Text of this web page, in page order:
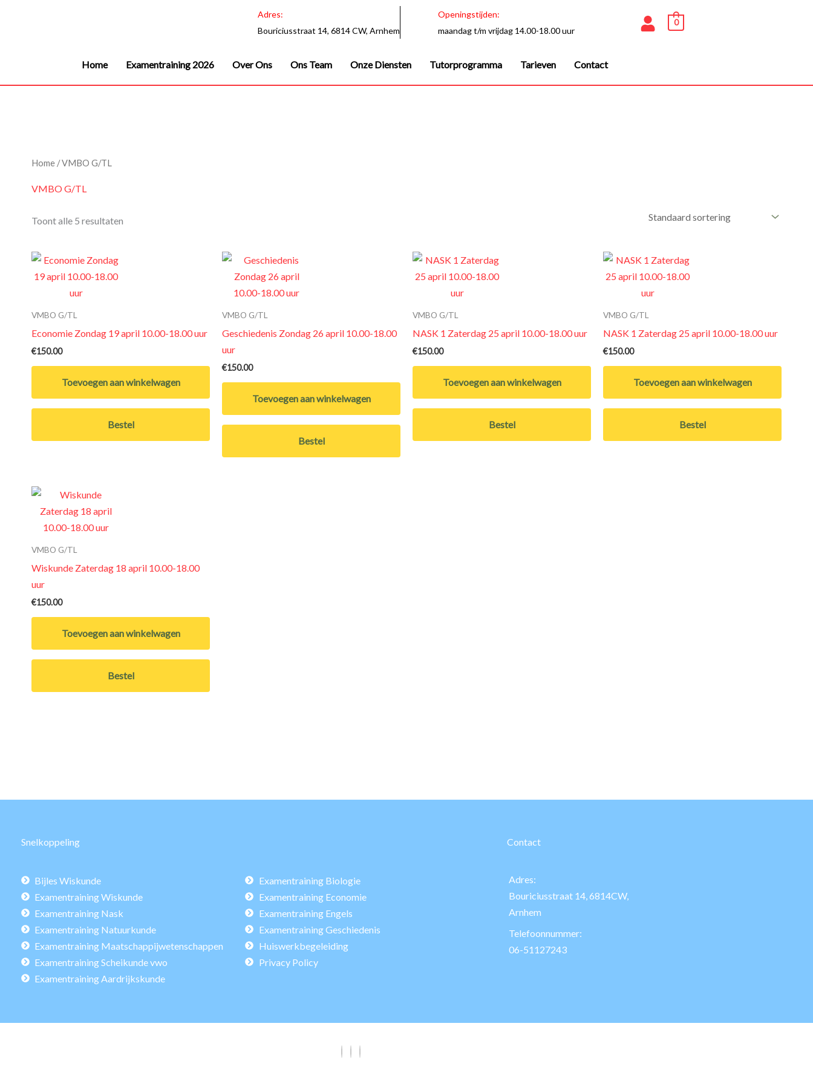
Adres:
Bouriciusstraat 14, 6814 CW, Arnhem
Openingstijden:
maandag t/m vrijdag 14.00-18.00 uur
0
Home Examentraining 2026 Over Ons Ons Team Onze Diensten Tutorprogramma Tarieven Contact
Home / VMBO G/TL
VMBO G/TL
Toont alle 5 resultaten
VMBO G/TL
Economie Zondag 19 april 10.00-18.00 uur
€150.00
Toevoegen aan winkelwagen
Bestel
VMBO G/TL
Geschiedenis Zondag 26 april 10.00-18.00
uur
€150.00
Toevoegen aan winkelwagen
Bestel
VMBO G/TL
NASK 1 Zaterdag 25 april 10.00-18.00 uur
€150.00
Toevoegen aan winkelwagen
Bestel
VMBO G/TL
NASK 1 Zaterdag 25 april 10.00-18.00 uur
€150.00
Toevoegen aan winkelwagen
Bestel
VMBO G/TL
Wiskunde Zaterdag 18 april 10.00-18.00
uur
€150.00
Toevoegen aan winkelwagen
Bestel
Snelkoppeling
Bijles Wiskunde
Examentraining Wiskunde
Examentraining Nask
Examentraining Natuurkunde
Examentraining Maatschappijwetenschappen
Examentraining Scheikunde vwo
Examentraining Aardrijkskunde
Examentraining Biologie
Examentraining Economie
Examentraining Engels
Examentraining Geschiedenis
Huiswerkbegeleiding
Privacy Policy
Contact
Adres:
Bouriciusstraat 14, 6814CW,
Arnhem
Telefoonnummer:
06-51127243